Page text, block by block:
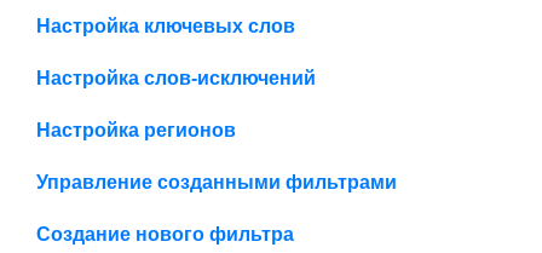
Настройка ключевых слов
Настройка слов-исключений
Настройка регионов
Управление созданными фильтрами
Создание нового фильтра